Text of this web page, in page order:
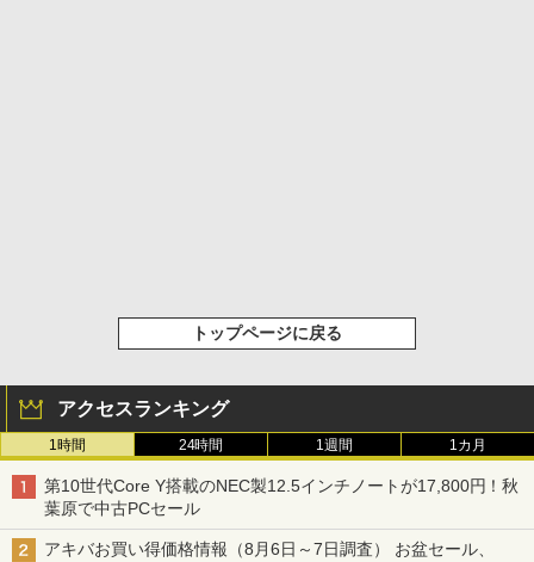
トップページに戻る
アクセスランキング
1時間 24時間 1週間 1カ月
第10世代Core Y搭載のNEC製12.5インチノートが17,800円！秋
葉原で中古PCセール
アキバお買い得価格情報（8月6日～7日調査） お盆セール、